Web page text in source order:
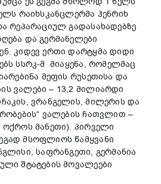
რაიხსკანცლერმა ჰენრიხ
რეპარაციულ გადასახადებზე
და გერმანელები
კიდევ ერთი დარტყმა დიდი
სსრკ-მ მიაყენა, რომელმაც
მეფის რუსეთისა და
ვალები – 13,2 მილიარდი
ვრანგელის, მილერის და
ვალების ჩათვლით –
მანეთი). პირველი
მსოფლიოს წამყვანი
საფრანგეთი, გერმანია
შტატების მოვალეები